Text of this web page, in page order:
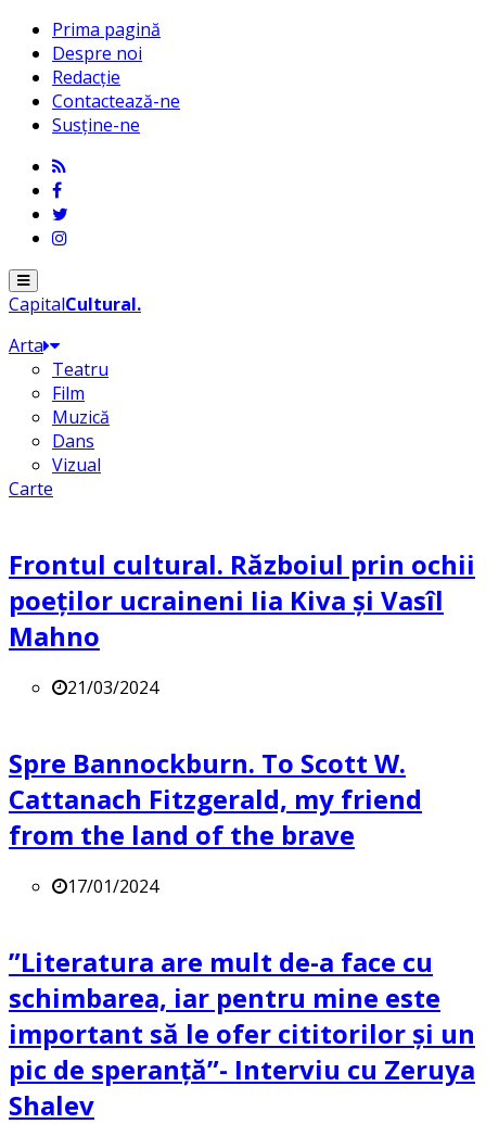
Prima pagină
Despre noi
Redacție
Contactează-ne
Susține-ne
Menu
CapitalCultural.
Arta
Teatru
Film
Muzică
Dans
Vizual
Carte
Frontul cultural. Războiul prin ochii
poeților ucraineni Iia Kiva și Vasîl
Mahno
21/03/2024
Spre Bannockburn. To Scott W.
Cattanach Fitzgerald, my friend
from the land of the brave
17/01/2024
”Literatura are mult de-a face cu
schimbarea, iar pentru mine este
important să le ofer cititorilor și un
pic de speranță”- Interviu cu Zeruya
Shalev